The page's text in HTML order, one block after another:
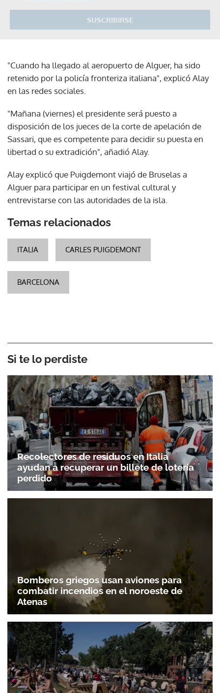
SUSCRIBIRSE
"Cuando ha llegado al aeropuerto de Alguer, ha sido
retenido por la policía fronteriza italiana", explicó Alay
en las redes sociales.
"Mañana (viernes) el presidente será puesto a
disposición de los jueces de la corte de apelación de
Sassari, que es competente para decidir su puesta en
libertad o su extradición", añadió Alay.
Alay explicó que Puigdemont viajó de Bruselas a
Alguer para participar en un festival cultural y
entrevistarse con las autoridades de la isla.
Temas relacionados
ITALIA CARLES PUIGDEMONT
BARCELONA
Si te lo perdiste
Recolectores de residuos en Italia
ayudan a recuperar un billete de lotería
perdido
Bomberos griegos usan aviones para
combatir incendios en el noroeste de
Atenas